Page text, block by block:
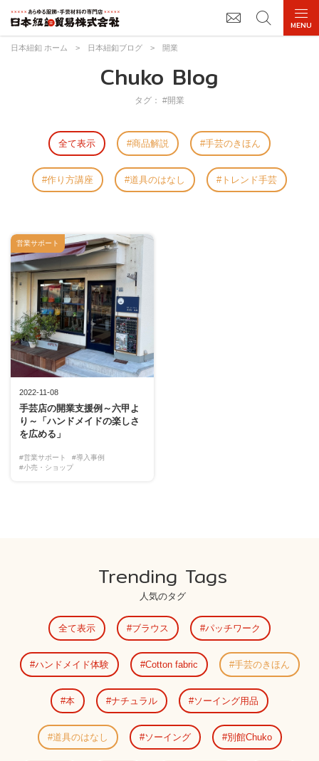
日本紐釦 ホーム > 日本紐釦ブログ > 開業
Chuko Blog
タグ： #開業
全て表示 商品解説 手芸のきほん
作り方講座 道具のはなし トレンド手芸
2022-11-08
手芸店の開業支援例～六甲よ
り～「ハンドメイドの楽しさ
を広める」
#営業サポート
#導入事例
#小売・ショップ
営業サポート
Trending Tags
人気のタグ
全て表示 ブラウス パッチワーク
ハンドメイド体験 Cotton fabric 手芸のきほん
本 ナチュラル ソーイング用品
道具のはなし ソーイング 別館Chuko